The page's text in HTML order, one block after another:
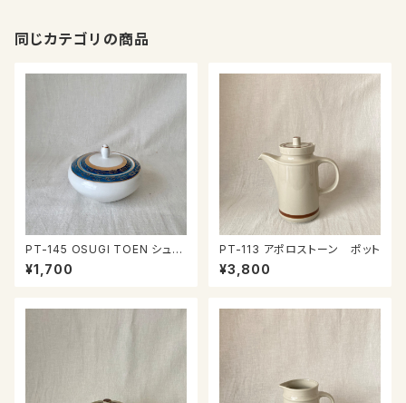
同じカテゴリの商品
PT-145 OSUGI TOEN シュガ
ーポット
¥1,700
PT-113 アポロストーン ポット
¥3,800